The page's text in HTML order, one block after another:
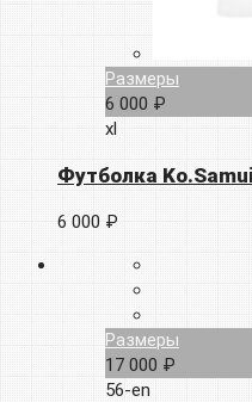
Размеры
6 000 ₽
xl
Футболка
6 000 ₽
Размеры
17 000 ₽
56-en